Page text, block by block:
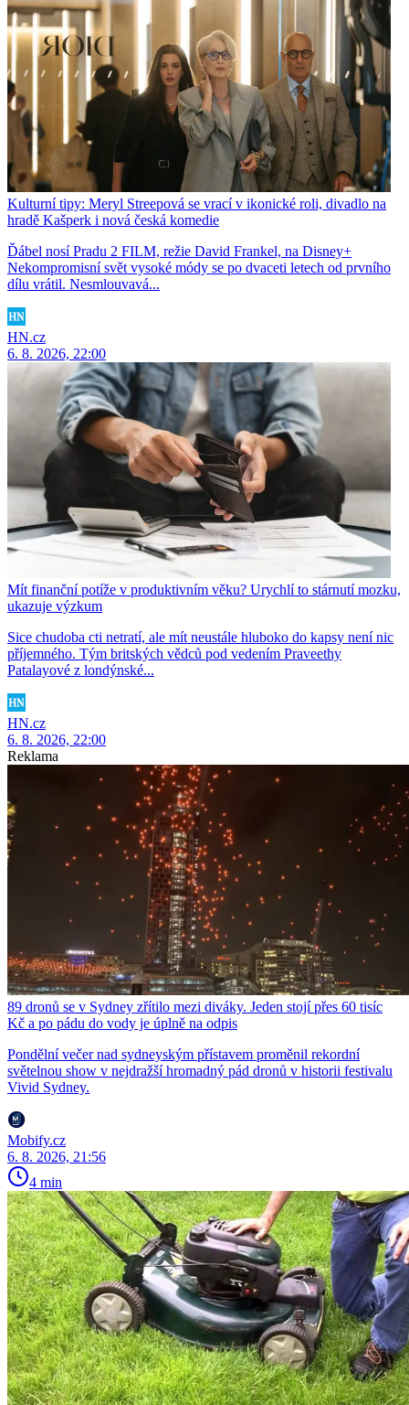
Kulturní tipy: Meryl Streepová se vrací v ikonické roli, divadlo na
hradě Kašperk i nová česká komedie
Ďábel nosí Pradu 2 FILM, režie David Frankel, na Disney+
Nekompromisní svět vysoké módy se po dvaceti letech od prvního
dílu vrátil. Nesmlouvavá...
HN.cz
6. 8. 2026, 22:00
Mít finanční potíže v produktivním věku? Urychlí to stárnutí mozku,
ukazuje výzkum
Sice chudoba cti netratí, ale mít neustále hluboko do kapsy není nic
příjemného. Tým britských vědců pod vedením Praveethy
Patalayové z londýnské...
HN.cz
6. 8. 2026, 22:00
Reklama
89 dronů se v Sydney zřítilo mezi diváky. Jeden stojí přes 60 tisíc
Kč a po pádu do vody je úplně na odpis
Pondělní večer nad sydneyským přístavem proměnil rekordní
světelnou show v nejdražší hromadný pád dronů v historii festivalu
Vivid Sydney.
Mobify.cz
6. 8. 2026, 21:56
4 min